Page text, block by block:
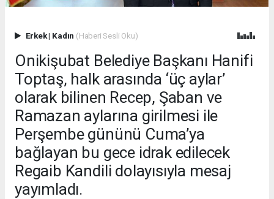
Erkek| Kadın (Haberi Sesli Oku)
Onikişubat Belediye Başkanı Hanifi
Toptaş, halk arasında ‘üç aylar’
olarak bilinen Recep, Şaban ve
Ramazan aylarına girilmesi ile
Perşembe gününü Cuma’ya
bağlayan bu gece idrak edilecek
Regaib Kandili dolayısıyla mesaj
yayımladı.